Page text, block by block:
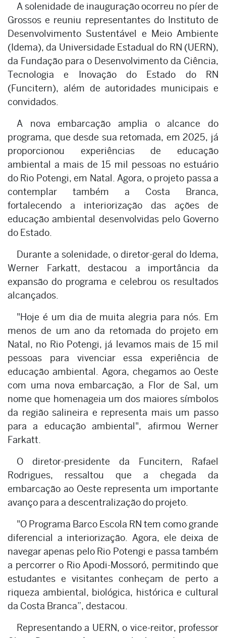
A solenidade de inauguração ocorreu no píer de
Grossos e reuniu representantes do Instituto de
Desenvolvimento Sustentável e Meio Ambiente
(Idema), da Universidade Estadual do RN (UERN),
da Fundação para o Desenvolvimento da Ciência,
Tecnologia e Inovação do Estado do RN
(Funcitern), além de autoridades municipais e
convidados.
A nova embarcação amplia o alcance do
programa, que desde sua retomada, em 2025, já
proporcionou experiências de educação
ambiental a mais de 15 mil pessoas no estuário
do Rio Potengi, em Natal. Agora, o projeto passa a
contemplar também a Costa Branca,
fortalecendo a interiorização das ações de
educação ambiental desenvolvidas pelo Governo
do Estado.
Durante a solenidade, o diretor-geral do Idema,
Werner Farkatt, destacou a importância da
expansão do programa e celebrou os resultados
alcançados.
"Hoje é um dia de muita alegria para nós. Em
menos de um ano da retomada do projeto em
Natal, no Rio Potengi, já levamos mais de 15 mil
pessoas para vivenciar essa experiência de
educação ambiental. Agora, chegamos ao Oeste
com uma nova embarcação, a Flor de Sal, um
nome que homenageia um dos maiores símbolos
da região salineira e representa mais um passo
para a educação ambiental", afirmou Werner
Farkatt.
O diretor-presidente da Funcitern, Rafael
Rodrigues, ressaltou que a chegada da
embarcação ao Oeste representa um importante
avanço para a descentralização do projeto.
"O Programa Barco Escola RN tem como grande
diferencial a interiorização. Agora, ele deixa de
navegar apenas pelo Rio Potengi e passa também
a percorrer o Rio Apodi-Mossoró, permitindo que
estudantes e visitantes conheçam de perto a
riqueza ambiental, biológica, histórica e cultural
da Costa Branca”, destacou.
Representando a UERN, o vice-reitor, professor